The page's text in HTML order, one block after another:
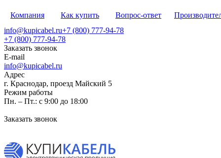
Компания Как купить Вопрос-ответ
info@kupicabel.ru+7 (800) 777-94-78
+7 (800) 777-94-78
Заказать звонок
E-mail
info@kupicabel.ru
Адрес
г. Краснодар, проезд Майский 5
Режим работы
Пн. – Пт.: с 9:00 до 18:00
Заказать звонок